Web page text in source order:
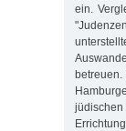
ein.